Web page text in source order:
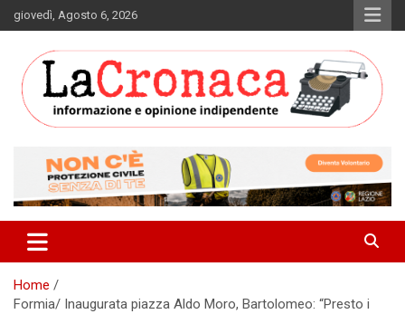
Skip
to
giovedì, Agosto 6, 2026
La Cronaca Quotidiano
Home
Formia/ Inaugurata piazza Aldo Moro, Bartolomeo: “Presto i